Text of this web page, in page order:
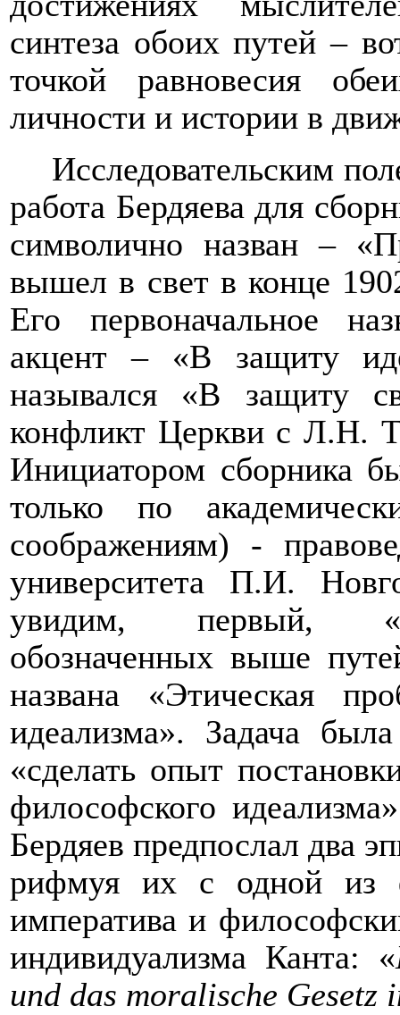
синтеза обоих путей –
точкой равновесия
личности и истории в
Исследовательским
работа Бердяева для
символично назван –
вышел в свет в конце
Его первоначальное
акцент – «В защиту
назывался «В защиту
конфликт Церкви с Л.Н.
Инициатором сборника
только по
соображениям) -
университета П.И.
увидим, первый,
обозначенных выше
названа «Этическая
идеализма». Задача
«сделать опыт
философского
Бердяев предпослал два
рифмуя их с одной из
императива и
индивидуализма Канта: «
und das moralische Gesetz